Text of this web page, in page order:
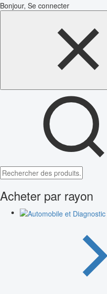
Bonjour, Se connecter
Acheter par rayon